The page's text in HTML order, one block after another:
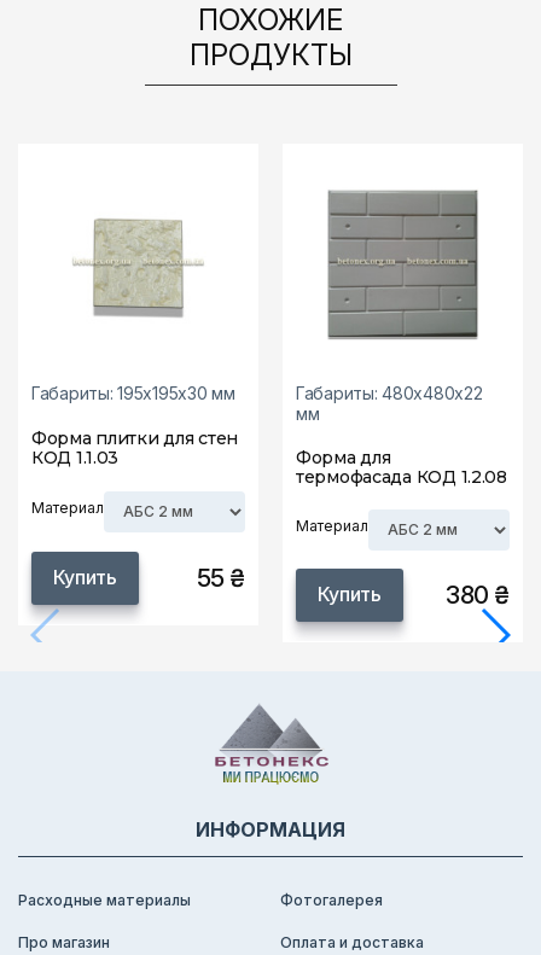
ПОХОЖИЕ
ПРОДУКТЫ
Габариты: 195х195х30 мм
Форма плитки для стен
КОД 1.1.03
Материал
Купить 55 ₴
Габариты: 480х480х22
мм
Форма для
термофасада КОД 1.2.08
Материал
Купить 380 ₴
ИНФОРМАЦИЯ
Расходные материалы Фотогалерея
Про магазин Оплата и доставка